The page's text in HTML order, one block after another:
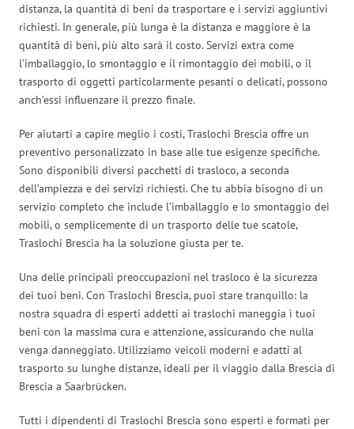
distanza, la quantità di beni da trasportare e i servizi aggiuntivi
richiesti. In generale, più lunga è la distanza e maggiore è la
quantità di beni, più alto sarà il costo. Servizi extra come
l’imballaggio, lo smontaggio e il rimontaggio dei mobili, o il
trasporto di oggetti particolarmente pesanti o delicati, possono
anch’essi influenzare il prezzo finale.
Per aiutarti a capire meglio i costi, Traslochi Brescia offre un
preventivo personalizzato in base alle tue esigenze specifiche.
Sono disponibili diversi pacchetti di trasloco, a seconda
dell’ampiezza e dei servizi richiesti. Che tu abbia bisogno di un
servizio completo che include l’imballaggio e lo smontaggio dei
mobili, o semplicemente di un trasporto delle tue scatole,
Traslochi Brescia ha la soluzione giusta per te.
Una delle principali preoccupazioni nel trasloco è la sicurezza
dei tuoi beni. Con Traslochi Brescia, puoi stare tranquillo: la
nostra squadra di esperti addetti ai traslochi maneggia i tuoi
beni con la massima cura e attenzione, assicurando che nulla
venga danneggiato. Utilizziamo veicoli moderni e adatti al
trasporto su lunghe distanze, ideali per il viaggio dalla Brescia di
Brescia a Saarbrücken.
Tutti i dipendenti di Traslochi Brescia sono esperti e formati per